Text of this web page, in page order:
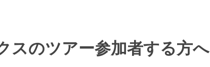
スのツアー参加者する方へ